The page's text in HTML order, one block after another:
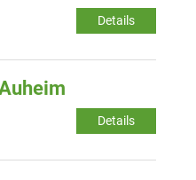
Details
Details